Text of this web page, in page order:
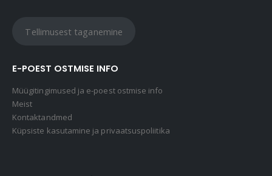
Tellimusest taganemine
E-POEST OSTMISE INFO
Müügitingimused ja e-poest ostmise info
Meist
Kontaktandmed
Küpsiste kasutamine ja privaatsuspoliitika